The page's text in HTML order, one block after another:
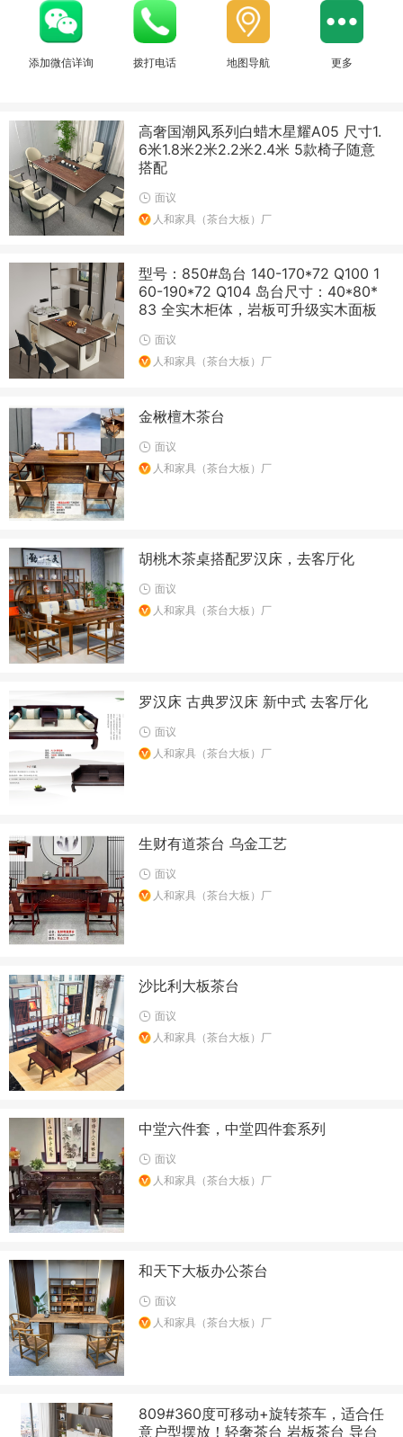
添加微信详询 拨打电话 地图导航 更多
高奢国潮风系列白蜡木星耀A05 尺寸1.
6米1.8米2米2.2米2.4米 5款椅子随意
搭配
面议
人和家具（茶台大板）厂
型号：850#岛台 140-170*72 Q100 1
60-190*72 Q104 岛台尺寸：40*80*
83 全实木柜体，岩板可升级实木面板
面议
人和家具（茶台大板）厂
金楸檀木茶台
面议
人和家具（茶台大板）厂
胡桃木茶桌搭配罗汉床，去客厅化
面议
人和家具（茶台大板）厂
罗汉床 古典罗汉床 新中式 去客厅化
面议
人和家具（茶台大板）厂
生财有道茶台 乌金工艺
面议
人和家具（茶台大板）厂
沙比利大板茶台
面议
人和家具（茶台大板）厂
中堂六件套，中堂四件套系列
面议
人和家具（茶台大板）厂
和天下大板办公茶台
面议
人和家具（茶台大板）厂
809#360度可移动+旋转茶车，适合任
意户型摆放！轻奢茶台 岩板茶台 导台